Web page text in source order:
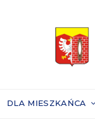
DLA MIESZKAŃCA